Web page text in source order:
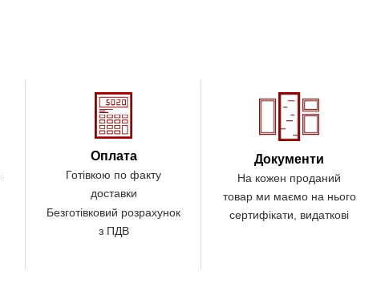
Оплата
Готівкою по факту
доставки
Безготівковий розрахунок
з ПДВ
Документи
На кожен проданий
товар ми маємо на нього
сертифікати, видаткові